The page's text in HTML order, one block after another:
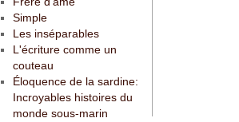
Simple
Les inséparables
L'écriture comme un
couteau
Éloquence de la sardine:
Incroyables histoires du
monde sous-marin